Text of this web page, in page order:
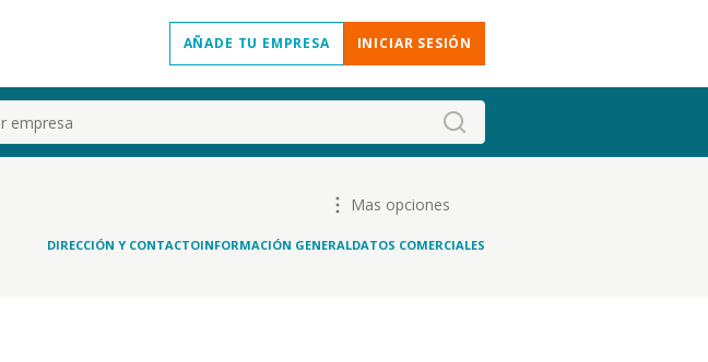
AÑADE TU EMPRESA INICIAR SESIÓN
Mas opciones
DIRECCIÓN Y CONTACTOINFORMACIÓN GENERALDATOS COMERCIALES